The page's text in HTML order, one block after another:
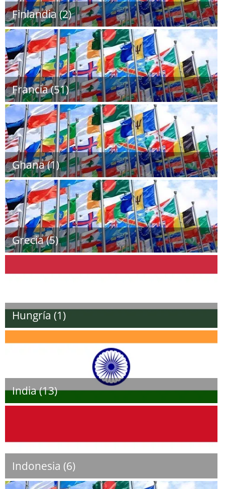
Finlandia (2)
Francia (51)
Ghana (1)
Grecia (5)
Hungría (1)
India (13)
Indonesia (6)